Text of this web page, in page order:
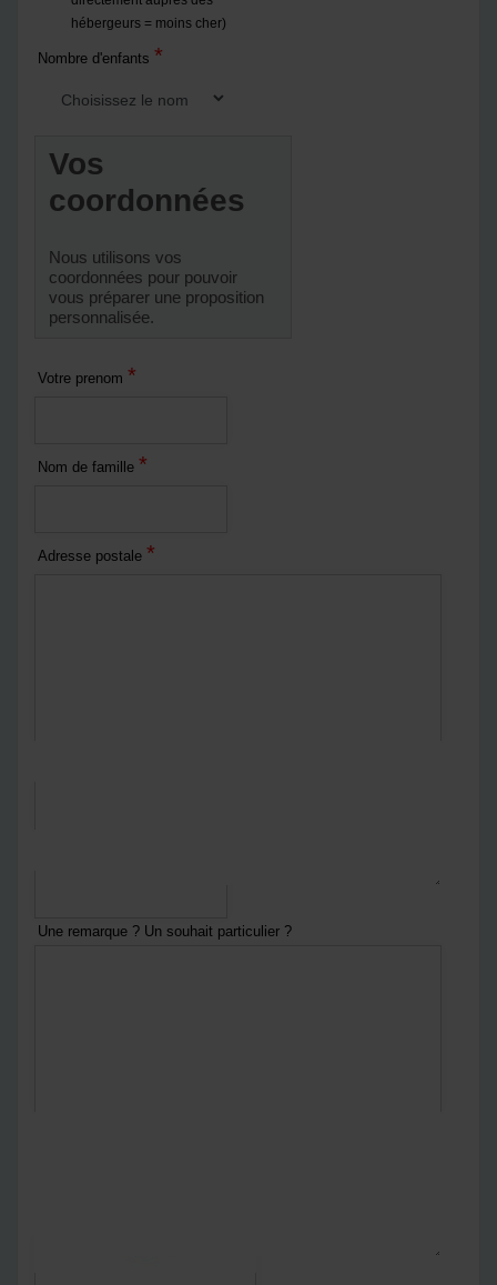
hébergeurs = moins cher)
Nombre d'enfants *
Vos
coordonnées
Nous utilisons vos
coordonnées pour pouvoir
vous préparer une proposition
personnalisée.
Votre prenom *
Nom de famille *
Adresse postale *
Une remarque ? Un souhait particulier ?